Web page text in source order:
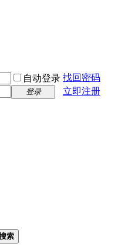
自动登录 找回密码
登录
立即注册
索